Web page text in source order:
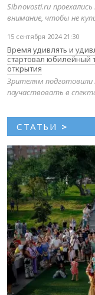
Sibnovosti.ru
внимание, чтобы не
15 сентября 2024 21:30
Время удивлять и
стартовал юбилейный
открытия
Зрителям подготовили
поучаствовать в
СТАТЬИ >